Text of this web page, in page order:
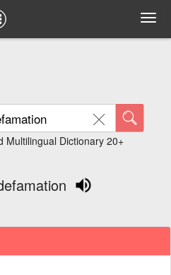
Multilingual Dictionary 20+